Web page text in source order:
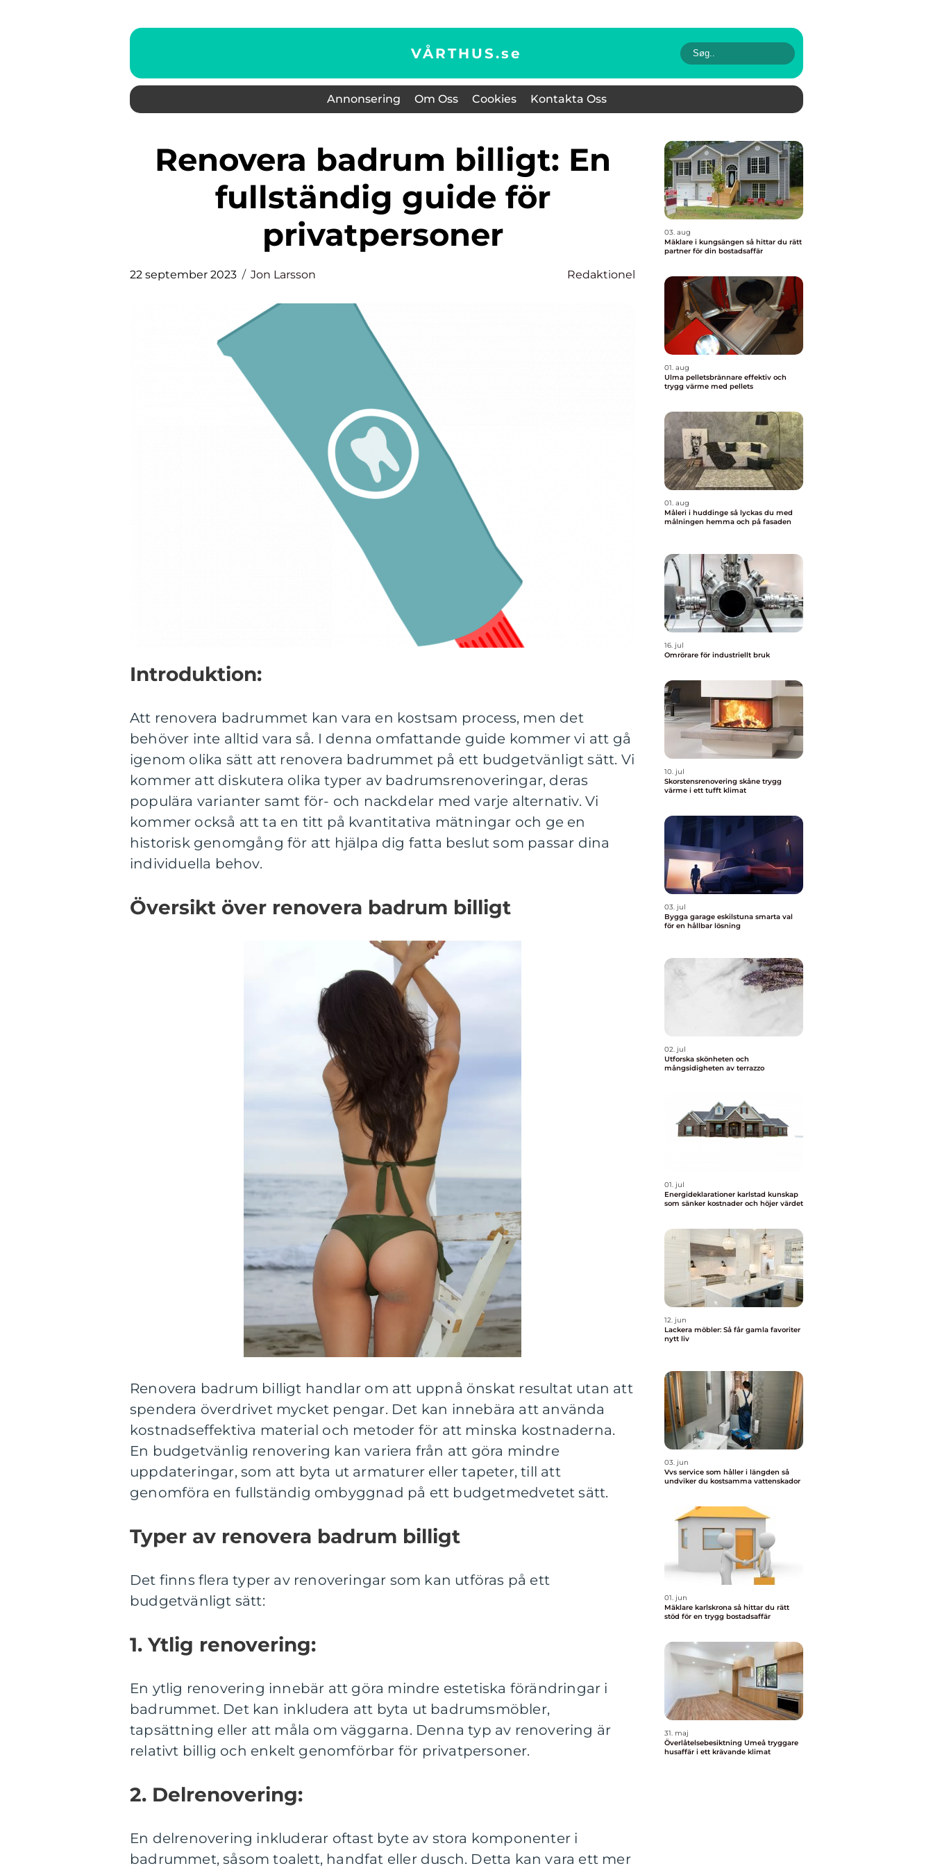
VÅRTHUS.se
Annonsering Om Oss Cookies Kontakta Oss
Renovera badrum billigt: En
fullständig guide för
privatpersoner
22 september 2023 Jon Larsson Redaktionel
Introduktion:
Att renovera badrummet kan vara en kostsam process, men det
behöver inte alltid vara så. I denna omfattande guide kommer vi att gå
igenom olika sätt att renovera badrummet på ett budgetvänligt sätt. Vi
kommer att diskutera olika typer av badrumsrenoveringar, deras
populära varianter samt för- och nackdelar med varje alternativ. Vi
kommer också att ta en titt på kvantitativa mätningar och ge en
historisk genomgång för att hjälpa dig fatta beslut som passar dina
individuella behov.
Översikt över renovera badrum billigt
Renovera badrum billigt handlar om att uppnå önskat resultat utan att
spendera överdrivet mycket pengar. Det kan innebära att använda
kostnadseffektiva material och metoder för att minska kostnaderna.
En budgetvänlig renovering kan variera från att göra mindre
uppdateringar, som att byta ut armaturer eller tapeter, till att
genomföra en fullständig ombyggnad på ett budgetmedvetet sätt.
Typer av renovera badrum billigt
Det finns flera typer av renoveringar som kan utföras på ett
budgetvänligt sätt:
1. Ytlig renovering:
En ytlig renovering innebär att göra mindre estetiska förändringar i
badrummet. Det kan inkludera att byta ut badrumsmöbler,
tapsättning eller att måla om väggarna. Denna typ av renovering är
relativt billig och enkelt genomförbar för privatpersoner.
2. Delrenovering:
En delrenovering inkluderar oftast byte av stora komponenter i
badrummet, såsom toalett, handfat eller dusch. Detta kan vara ett mer
03. aug
Mäklare i kungsängen så hittar du rätt
partner för din bostadsaffär
01. aug
Ulma pelletsbrännare effektiv och
trygg värme med pellets
01. aug
Måleri i huddinge så lyckas du med
målningen hemma och på fasaden
16. jul
Omrörare för industriellt bruk
10. jul
Skorstensrenovering skåne trygg
värme i ett tufft klimat
03. jul
Bygga garage eskilstuna smarta val
för en hållbar lösning
02. jul
Utforska skönheten och
mångsidigheten av terrazzo
01. jul
Energideklarationer karlstad kunskap
som sänker kostnader och höjer värdet
12. jun
Lackera möbler: Så får gamla favoriter
nytt liv
03. jun
Vvs service som håller i längden så
undviker du kostsamma vattenskador
01. jun
Mäklare karlskrona så hittar du rätt
stöd för en trygg bostadsaffär
31. maj
Överlåtelsebesiktning Umeå tryggare
husaffär i ett krävande klimat